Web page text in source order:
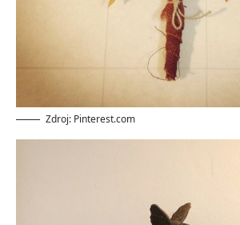
Zdroj: Pinterest.com